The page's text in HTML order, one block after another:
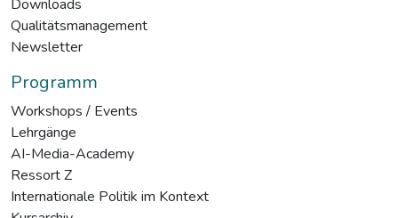
Downloads
Qualitätsmanagement
Newsletter
Programm
Workshops / Events
Lehrgänge
AI-Media-Academy
Ressort Z
Internationale Politik im Kontext